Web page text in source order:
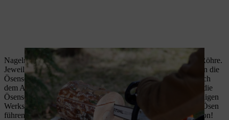
Nageln Sie nun die Seitenwände für die Futterstation auf die Röhre.
Jeweils zwei Nägel reichen für jede Seite aus. Drehen Sie dann die
Ösenschrauben so ein, dass sich der Boden der Futterröhre nach
dem Aufhängen in der Waagerechten befindet. Wo genau Sie die
Ösenschrauben eindrehen, hängt vom Schwerpunkt des jeweiligen
Werkstücks ab. Jetzt nur noch das Befestigungsseil durch die Ösen
führen – schon haben Sie eine selbstgemachte Vogelfutterstation!